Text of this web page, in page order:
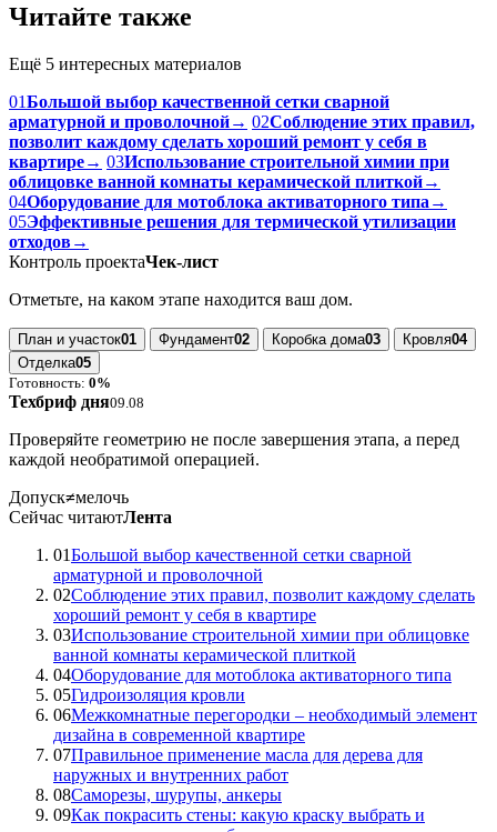
Читайте также
Ещё 5 интересных материалов
01Большой выбор качественной сетки сварной
арматурной и проволочной→ 02Соблюдение этих правил,
позволит каждому сделать хороший ремонт у себя в
квартире→ 03Использование строительной химии при
облицовке ванной комнаты керамической плиткой→
04Оборудование для мотоблока активаторного типа →
05Эффективные решения для термической утилизации
отходов→
Контроль проектаЧек-лист
Отметьте, на каком этапе находится ваш дом.
План и участок01 Фундамент02 Коробка дома03 Кровля04
Отделка05
Готовность: 0%
Техбриф дня09.08
Проверяйте геометрию не после завершения этапа, а перед
каждой необратимой операцией.
Допуск≠мелочь
Сейчас читаютЛента
01Большой выбор качественной сетки сварной
арматурной и проволочной
02Соблюдение этих правил, позволит каждому сделать
хороший ремонт у себя в квартире
03Использование строительной химии при облицовке
ванной комнаты керамической плиткой
04Оборудование для мотоблока активаторного типа
05Гидроизоляция кровли
06Межкомнатные перегородки – необходимый элемент
дизайна в современной квартире
07Правильное применение масла для дерева для
наружных и внутренних работ
08Саморезы, шурупы, анкеры
09Как покрасить стены: какую краску выбрать и